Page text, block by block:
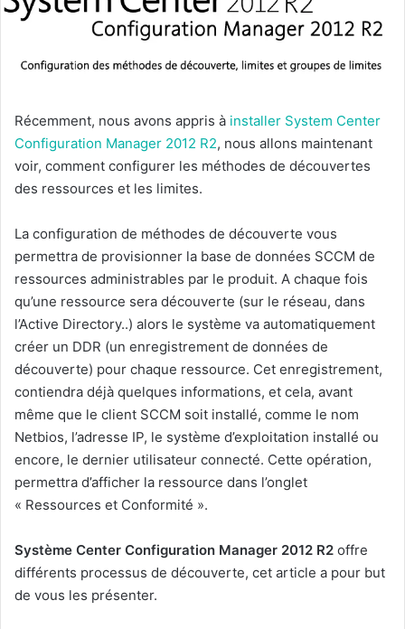
Récemment, nous avons appris à installer System Center
Configuration Manager 2012 R2, nous allons maintenant
voir, comment configurer les méthodes de découvertes
des ressources et les limites.
La configuration de méthodes de découverte vous
permettra de provisionner la base de données SCCM de
ressources administrables par le produit. A chaque fois
qu’une ressource sera découverte (sur le réseau, dans
l’Active Directory..) alors le système va automatiquement
créer un DDR (un enregistrement de données de
découverte) pour chaque ressource. Cet enregistrement,
contiendra déjà quelques informations, et cela, avant
même que le client SCCM soit installé, comme le nom
Netbios, l’adresse IP, le système d’exploitation installé ou
encore, le dernier utilisateur connecté. Cette opération,
permettra d’afficher la ressource dans l’onglet
« Ressources et Conformité ».
Système Center Configuration Manager 2012 R2 offre
différents processus de découverte, cet article a pour but
de vous les présenter.